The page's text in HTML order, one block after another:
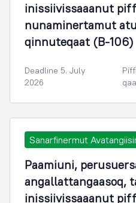
inissiivissaaanut
nunaminertamut
qinnuteqaat (B-106)
Deadline 5. July
2026
Sanarfinermut
Paamiuni,
angallattangaasoq,
inissiivissaaanut